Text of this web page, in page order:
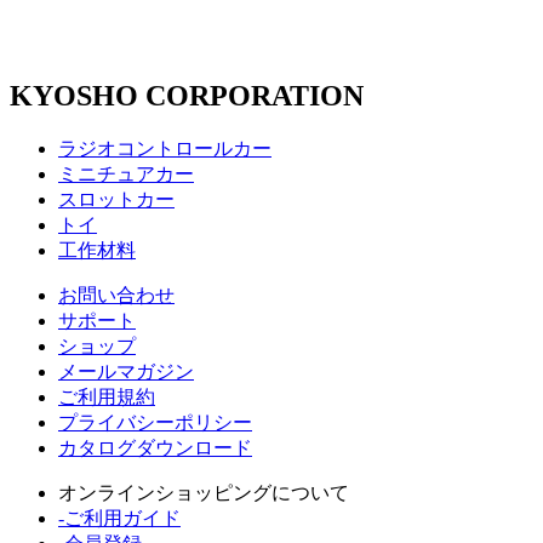
KYOSHO CORPORATION
ラジオコントロールカー
ミニチュアカー
スロットカー
トイ
工作材料
お問い合わせ
サポート
ショップ
メールマガジン
ご利用規約
プライバシーポリシー
カタログダウンロード
オンラインショッピングについて
-ご利用ガイド